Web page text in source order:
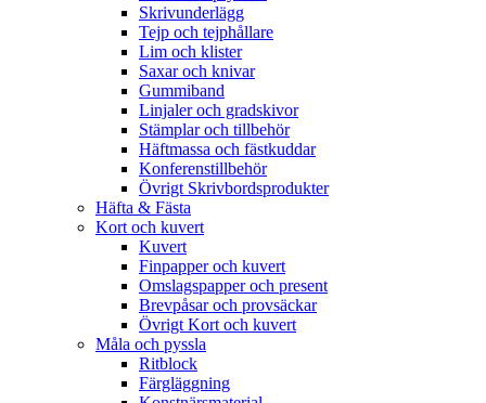
Skrivunderlägg
Tejp och tejphållare
Lim och klister
Saxar och knivar
Gummiband
Linjaler och gradskivor
Stämplar och tillbehör
Häftmassa och fästkuddar
Konferenstillbehör
Övrigt Skrivbordsprodukter
Häfta & Fästa
Kort och kuvert
Kuvert
Finpapper och kuvert
Omslagspapper och present
Brevpåsar och provsäckar
Övrigt Kort och kuvert
Måla och pyssla
Ritblock
Färgläggning